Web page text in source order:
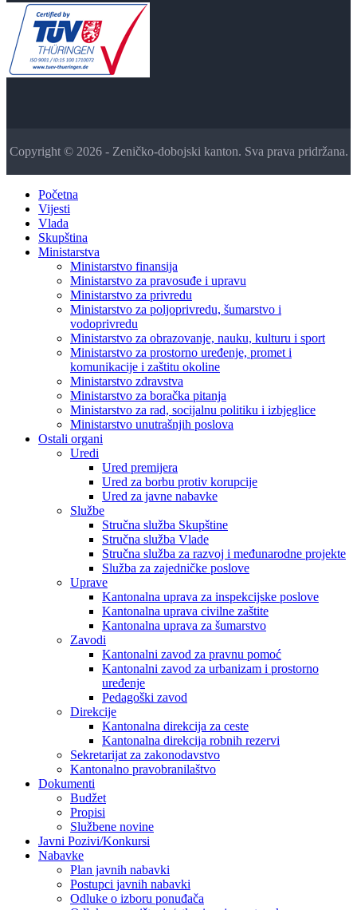
Copyright © 2026 - Zeničko-dobojski kanton. Sva prava pridržana.
Početna
Vijesti
Vlada
Skupština
Ministarstva
Ministarstvo finansija
Ministarstvo za pravosuđe i upravu
Ministarstvo za privredu
Ministarstvo za poljoprivredu, šumarstvo i
vodoprivredu
Ministarstvo za obrazovanje, nauku, kulturu i sport
Ministarstvo za prostorno uređenje, promet i
komunikacije i zaštitu okoline
Ministarstvo zdravstva
Ministarstvo za boračka pitanja
Ministarstvo za rad, socijalnu politiku i izbjeglice
Ministarstvo unutrašnjih poslova
Ostali organi
Uredi
Ured premijera
Ured za borbu protiv korupcije
Ured za javne nabavke
Službe
Stručna služba Skupštine
Stručna služba Vlade
Stručna služba za razvoj i međunarodne projekte
Služba za zajedničke poslove
Uprave
Kantonalna uprava za inspekcijske poslove
Kantonalna uprava civilne zaštite
Kantonalna uprava za šumarstvo
Zavodi
Kantonalni zavod za pravnu pomoć
Kantonalni zavod za urbanizam i prostorno
uređenje
Pedagoški zavod
Direkcije
Kantonalna direkcija za ceste
Kantonalna direkcija robnih rezervi
Sekretarijat za zakonodavstvo
Kantonalno pravobranilaštvo
Dokumenti
Budžet
Propisi
Službene novine
Javni Pozivi/Konkursi
Nabavke
Plan javnih nabavki
Postupci javnih nabavki
Odluke o izboru ponuđača